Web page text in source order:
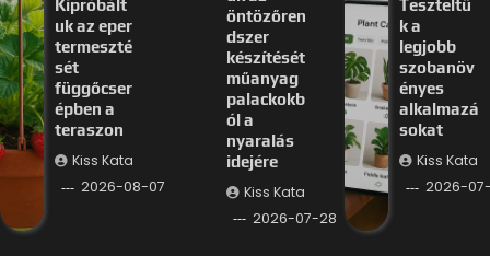
Kipróbált
uk az eper
termeszté
sét
függőcser
épben a
teraszon
Kiss Kata
2026-08-07
öntözőren
dszer
készítését
műanyag
palackokb
ól a
nyaralás
idejére
Kiss Kata
2026-07-28
Teszteltü
k a
legjobb
szobanöv
ényes
alkalmazá
sokat
Kiss Kata
2026-